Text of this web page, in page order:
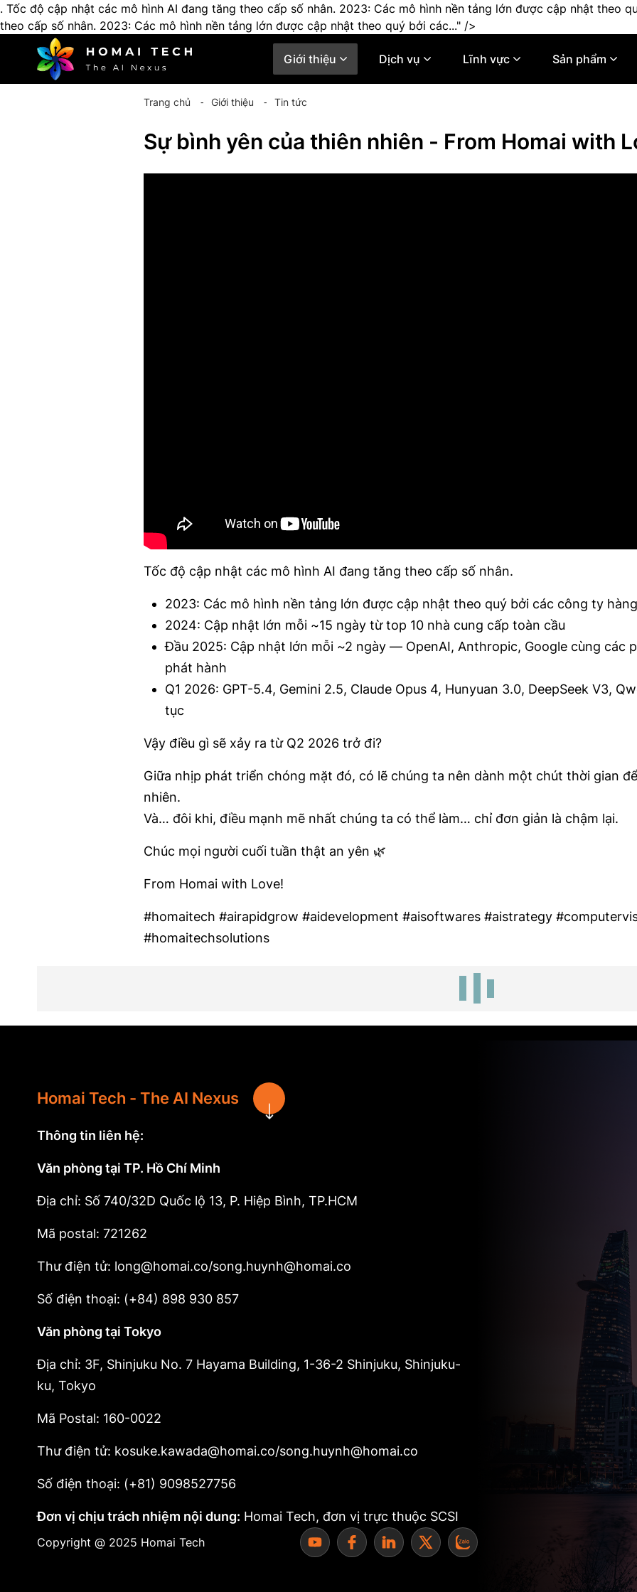
. Tốc độ cập nhật các mô hình AI đang tăng theo cấp số nhân. 2023: Các mô hình nền tảng lớn được cập nhật theo
theo cấp số nhân. 2023: Các mô hình nền tảng lớn được cập nhật theo quý bởi các..." />
Giới thiệu Dịch vụ Lĩnh vực Sản phẩm
Trang chủ ⁃ Giới thiệu ⁃ Tin tức
Sự bình yên của thiên nhiên - From Homai with
Tốc độ cập nhật các mô hình AI đang tăng theo cấp số nhân.
2023: Các mô hình nền tảng lớn được cập nhật theo quý bởi các công ty
2024: Cập nhật lớn mỗi ~15 ngày từ top 10 nhà cung cấp toàn cầu
Đầu 2025: Cập nhật lớn mỗi ~2 ngày — OpenAI, Anthropic, Google cùng các
phát hành
Q1 2026: GPT-5.4, Gemini 2.5, Claude Opus 4, Hunyuan 3.0, DeepSeek V3,
tục
Vậy điều gì sẽ xảy ra từ Q2 2026 trở đi?
Giữa nhịp phát triển chóng mặt đó, có lẽ chúng ta nên dành một chút thời gian
nhiên.
Và… đôi khi, điều mạnh mẽ nhất chúng ta có thể làm… chỉ đơn giản là chậm lại.
Chúc mọi người cuối tuần thật an yên 🌿
From Homai with Love!
#homaitech #airapidgrow #aidevelopment #aisoftwares #aistrategy
#homaitechsolutions
Homai Tech - The AI Nexus
Thông tin liên hệ:
Văn phòng tại TP. Hồ Chí Minh
Địa chỉ: Số 740/32D Quốc lộ 13, P. Hiệp Bình, TP.HCM
Mã postal: 721262
Thư điện tử: long@homai.co/song.huynh@homai.co
Số điện thoại: (+84) 898 930 857
Văn phòng tại Tokyo
Địa chỉ: 3F, Shinjuku No. 7 Hayama Building, 1-36-2 Shinjuku, Shinjuku-
ku, Tokyo
Mã Postal: 160-0022
Thư điện tử: kosuke.kawada@homai.co/song.huynh@homai.co
Số điện thoại: (+81) 9098527756
Đơn vị chịu trách nhiệm nội dung: Homai Tech, đơn vị trực thuộc SCSI
Copyright @ 2025 Homai Tech